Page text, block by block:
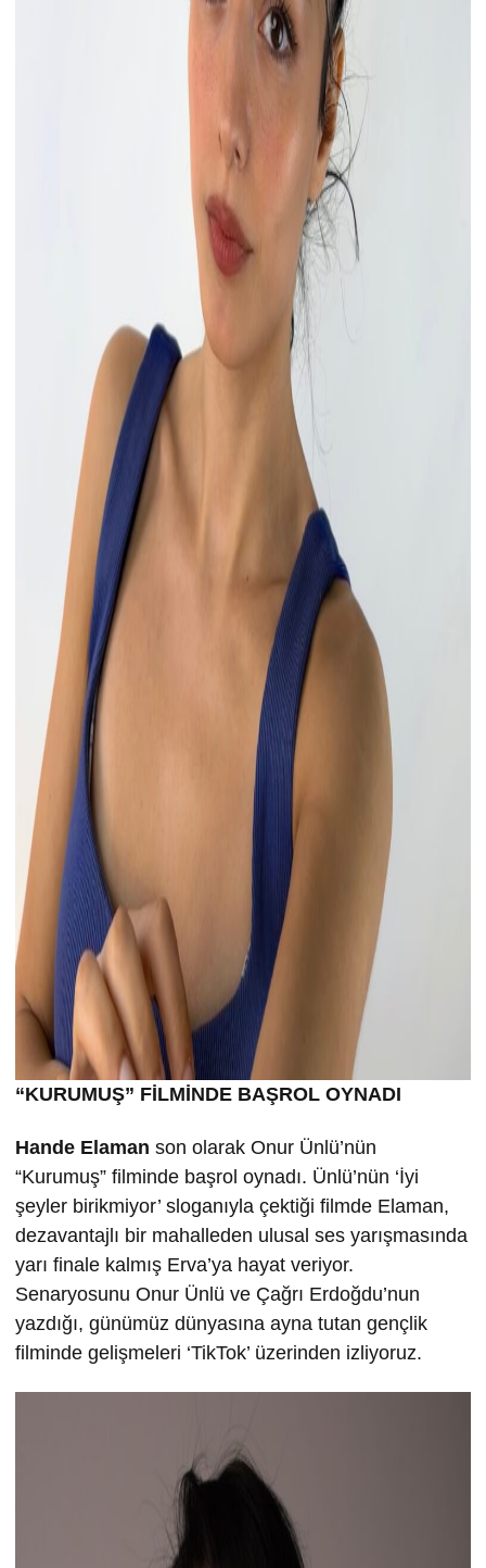
“KURUMUŞ” FİLMİNDE BAŞROL OYNADI
Hande Elaman son olarak Onur Ünlü’nün
“Kurumuş” filminde başrol oynadı. Ünlü’nün ‘İyi
şeyler birikmiyor’ sloganıyla çektiği filmde Elaman,
dezavantajlı bir mahalleden ulusal ses yarışmasında
yarı finale kalmış Erva’ya hayat veriyor.
Senaryosunu Onur Ünlü ve Çağrı Erdoğdu’nun
yazdığı, günümüz dünyasına ayna tutan gençlik
filminde gelişmeleri ‘TikTok’ üzerinden izliyoruz.